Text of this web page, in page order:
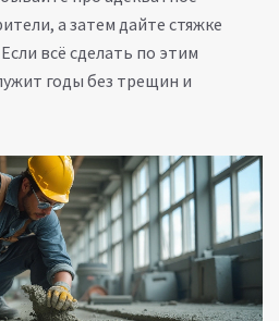
а затем дайте стяжке
всё сделать по этим
годы без трещин и